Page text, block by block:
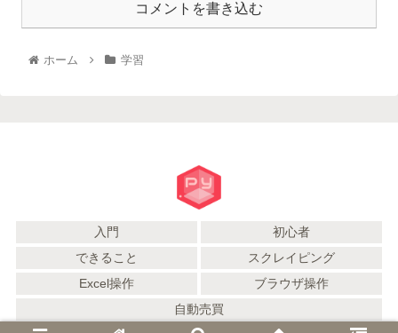
コメントを書き込む
ホーム 学習
入門
初心者
できること
スクレイピング
Excel操作
ブラウザ操作
自動売買